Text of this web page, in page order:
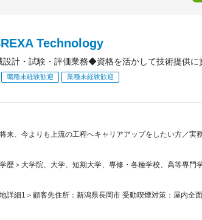
Technology
設計・試験・評価業務◆資格を活かして技術提供
職種未経験歓迎 業種未経験歓迎
将来、今よりも上流の工程へキャリアアップをしたい方／
歴＞大学院、大学、短期大学、専修・各種学校、高等専門
詳細1＞顧客先住所：新潟県長岡市 受動喫煙対策：屋内全